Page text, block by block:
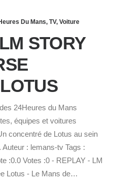
Du Mans, TV, Voiture
STORY
24Heures du Mans
équipes et voitures
concentré de Lotus au sein
: lemans-tv Tags :
:0.0 Votes :0 - REPLAY - LM
Lotus - Le Mans de…